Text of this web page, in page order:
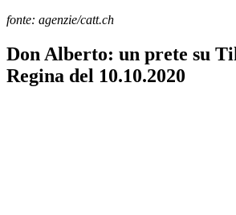
fonte: agenzie/catt.ch
Don Alberto: un prete su
Regina del 10.10.2020